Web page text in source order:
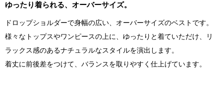
ゆったり着られる、オーバーサイズ。
ドロップショルダーで身幅の広い、オーバーサイズのベストです。
様々なトップスやワンピースの上に、ゆったりと着ていただけ、リ
ラックス感のあるナチュラルなスタイルを演出します。
着丈に前後差をつけて、バランスを取りやすく仕上げています。